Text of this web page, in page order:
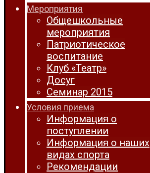
Мероприятия
Общешкольные
мероприятия
Патриотическое
воспитание
Клуб «Театр»
Досуг
Семинар 2015
Условия приема
Информация о
поступлении
Информация о наших
видах спорта
Рекомендации